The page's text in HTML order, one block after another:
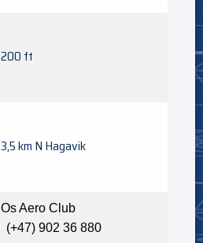
200 ft
3,5 km N Hagavik
Os Aero Club
(+47) 902 36 880